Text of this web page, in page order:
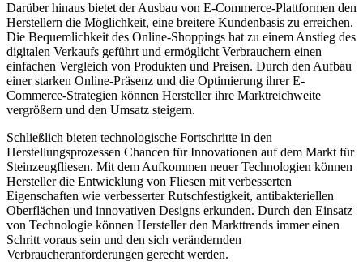
Darüber hinaus bietet der Ausbau von E-Commerce-Plattformen den
Herstellern die Möglichkeit, eine breitere Kundenbasis zu erreichen.
Die Bequemlichkeit des Online-Shoppings hat zu einem Anstieg des
digitalen Verkaufs geführt und ermöglicht Verbrauchern einen
einfachen Vergleich von Produkten und Preisen. Durch den Aufbau
einer starken Online-Präsenz und die Optimierung ihrer E-
Commerce-Strategien können Hersteller ihre Marktreichweite
vergrößern und den Umsatz steigern.
Schließlich bieten technologische Fortschritte in den
Herstellungsprozessen Chancen für Innovationen auf dem Markt für
Steinzeugfliesen. Mit dem Aufkommen neuer Technologien können
Hersteller die Entwicklung von Fliesen mit verbesserten
Eigenschaften wie verbesserter Rutschfestigkeit, antibakteriellen
Oberflächen und innovativen Designs erkunden. Durch den Einsatz
von Technologie können Hersteller den Markttrends immer einen
Schritt voraus sein und den sich verändernden
Verbraucheranforderungen gerecht werden.